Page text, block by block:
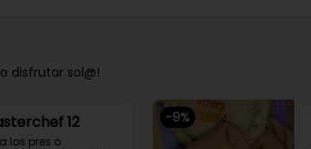
disfrutar sol@!
12
los pres o
-9%